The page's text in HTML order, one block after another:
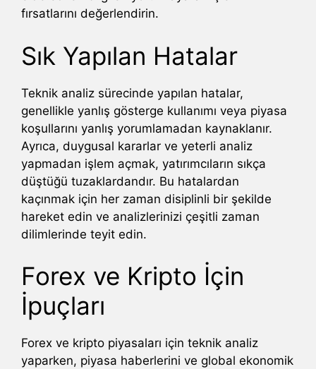
fırsatlarını değerlendirin.
Sık Yapılan Hatalar
Teknik analiz sürecinde yapılan hatalar,
genellikle yanlış gösterge kullanımı veya piyasa
koşullarını yanlış yorumlamadan kaynaklanır.
Ayrıca, duygusal kararlar ve yeterli analiz
yapmadan işlem açmak, yatırımcıların sıkça
düştüğü tuzaklardandır. Bu hatalardan
kaçınmak için her zaman disiplinli bir şekilde
hareket edin ve analizlerinizi çeşitli zaman
dilimlerinde teyit edin.
Forex ve Kripto İçin
İpuçları
Forex ve kripto piyasaları için teknik analiz
yaparken, piyasa haberlerini ve global ekonomik